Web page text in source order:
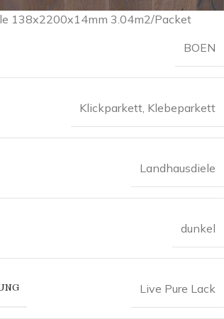
138x2200x14mm 3.04m2/Packet
BOEN
Klickparkett, Klebeparkett
Landhausdiele
dunkel
Live Pure Lack